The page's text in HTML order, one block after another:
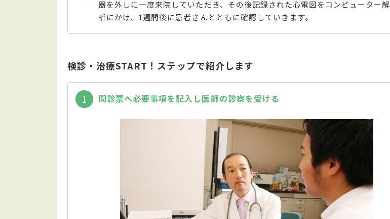
器を外しに一度来院していただき、その後記録された心電図をコンピューター解
析にかけ、1週間後に患者さんとともに確認していきます。
検診・治療START！ステップで紹介します
1 問診票へ必要事項を記入し医師の診察を受ける